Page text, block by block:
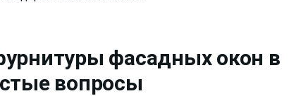
фасадных окон в
вопросы